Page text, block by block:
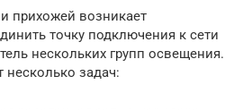
прихожей возникает
точку подключения к сети
нескольких групп освещения.
несколько задач: